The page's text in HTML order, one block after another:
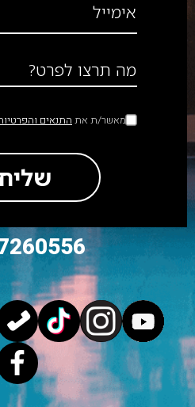
אימייל
מה תרצו לפרט?
מאשר/ת את התנאים